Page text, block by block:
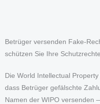
Betrüger versenden Fake-
schützen Sie Ihre Schutzrechte.
Die World Intellectual
dass Betrüger gefälschte
Namen der WIPO versenden